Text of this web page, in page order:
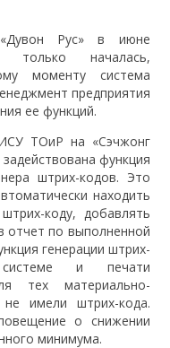
Рус» в июне
только началась,
моменту система
предприятия
ее функций.
ТОиР на «Сэчжонг
функция
штрих-кодов. Это
находить
коду, добавлять
отчет по выполненной
генерации штрих-
и печати
тех материально-
не имели штрих-кода.
о снижении
минимума.